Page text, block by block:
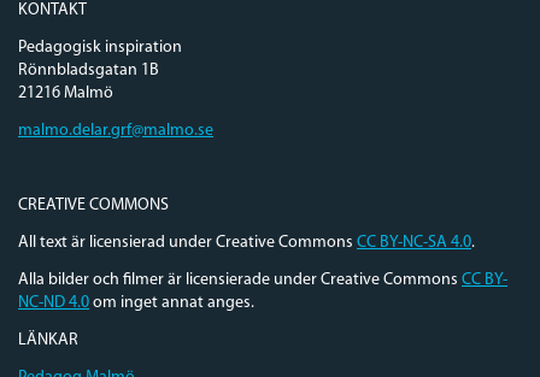
KONTAKT
Pedagogisk inspiration
Rönnbladsgatan 1B
21216 Malmö
malmo.delar.grf@malmo.se
CREATIVE COMMONS
All text är licensierad under Creative Commons CC BY-NC-SA 4.0.
Alla bilder och filmer är licensierade under Creative Commons CC BY-
NC-ND 4.0 om inget annat anges.
LÄNKAR